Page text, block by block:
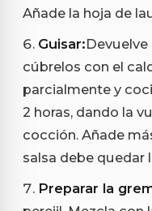
Añade la hoja de
Guisar:
cúbrelos con el
parcialmente y
2 horas, dando la
cocción. Añade
salsa debe quedar
Preparar la